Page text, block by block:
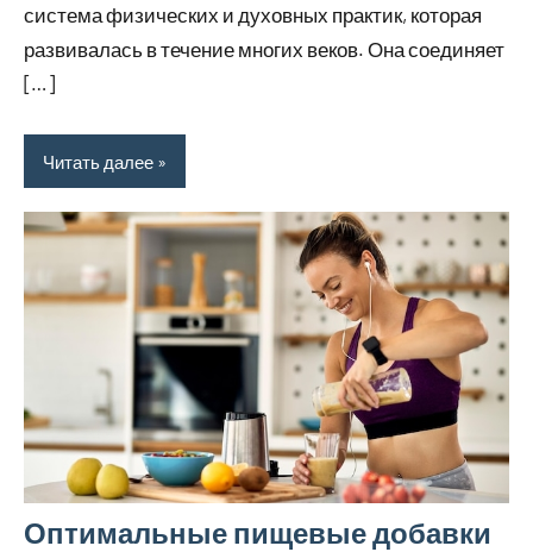
система физических и духовных практик, которая
развивалась в течение многих веков. Она соединяет
[…]
Читать далее
Оптимальные пищевые добавки